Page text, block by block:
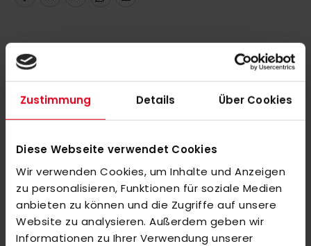
Zustimmung Details Über Cookies
Diese Webseite verwendet Cookies
Wir verwenden Cookies, um Inhalte und Anzeigen
zu personalisieren, Funktionen für soziale Medien
anbieten zu können und die Zugriffe auf unsere
Website zu analysieren. Außerdem geben wir
Informationen zu Ihrer Verwendung unserer
Wichtiger Hinweis:
Bitte beachte, dass individuell veredelte bzw. bedruckte Artikel
sind. Da es sich um personalisierte Produkte handelt, können
wir diese nicht erneut in den Verkauf geben. Wir bitten um dein
Verständnis.
MEHR INFORMATIONEN